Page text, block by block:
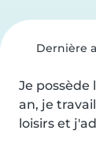
Dernière
Je possède
an, je
loisirs et